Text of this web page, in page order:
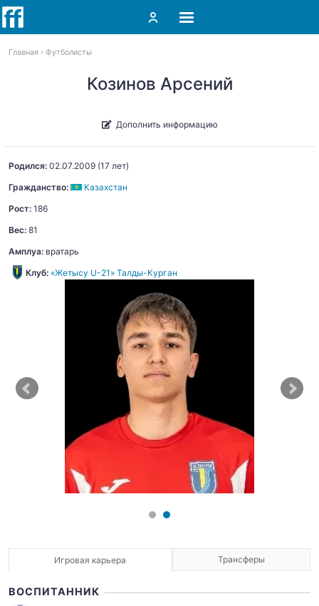
Главная Футболисты
Козинов Арсений
Дополнить информацию
Родился: 02.07.2009 (17 лет)
Гражданство:
Казахстан
Рост: 186
Вес: 81
Амплуа: вратарь
Клуб: «Жетысу U-21» Талды-Курган
Игровая карьера Трансферы
ВОСПИТАННИК